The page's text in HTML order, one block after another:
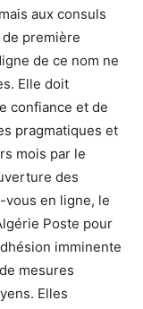
aux consuls
première
de ce nom ne
Elle doit
confiance et de
pragmatiques et
mois par le
des
vous en ligne, le
Poste pour
imminente
mesures
Elles